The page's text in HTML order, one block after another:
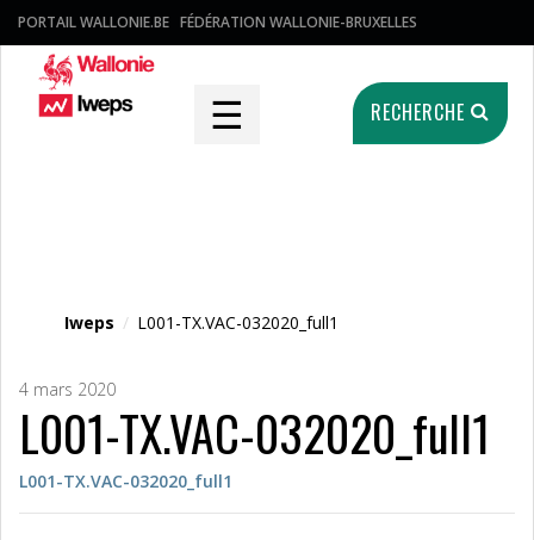
PORTAIL WALLONIE.BE FÉDÉRATION WALLONIE-BRUXELLES
☰ RECHERCHE
Iweps / L001-TX.VAC-032020_full1
4 mars 2020
L001-TX.VAC-032020_full1
L001-TX.VAC-032020_full1